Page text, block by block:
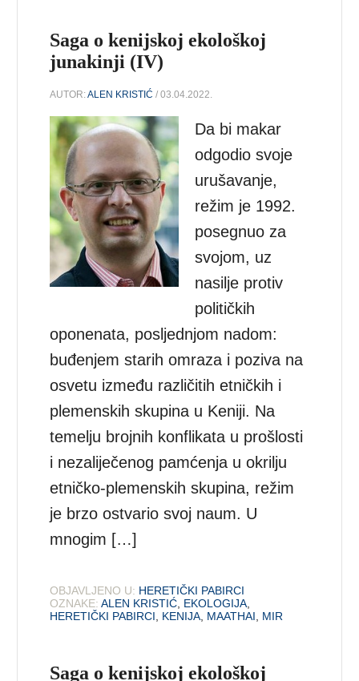
Saga o kenijskoj ekološkoj
junakinji (IV)
AUTOR:ALEN KRISTIĆ / 03.04.2022.
Da bi makar
odgodio svoje
urušavanje,
režim je 1992.
posegnuo za
svojom, uz
nasilje protiv
političkih
oponenata, posljednjom nadom:
buđenjem starih omraza i poziva na
osvetu između različitih etničkih i
plemenskih skupina u Keniji. Na
temelju brojnih konflikata u prošlosti
i nezaliječenog pamćenja u okrilju
etničko-plemenskih skupina, režim
je brzo ostvario svoj naum. U
mnogim […]
OBJAVLJENO U: HERETIČKI PABIRCI
OZNAKE: ALEN KRISTIĆ, EKOLOGIJA,
HERETIČKI PABIRCI, KENIJA, MAATHAI, MIR
Saga o kenijskoj ekološkoj